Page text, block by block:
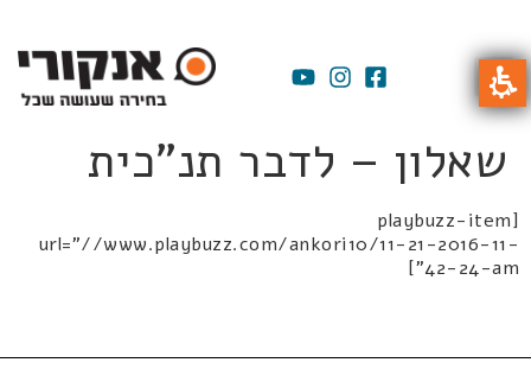
שאלון – לדבר תנ"כית
[playbuzz-item
url="//www.playbuzz.com/ankori10/11-21-2016-11-
42-24-am"]